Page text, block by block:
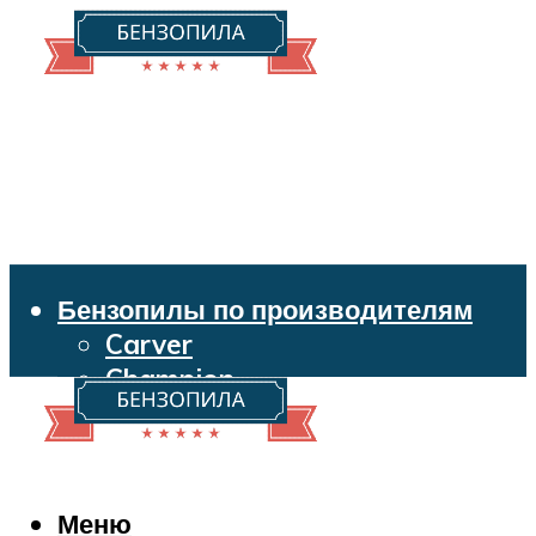
Бензопилы по производителям
Carver
Champion
Echo
Husqvarna
Makita
Меню